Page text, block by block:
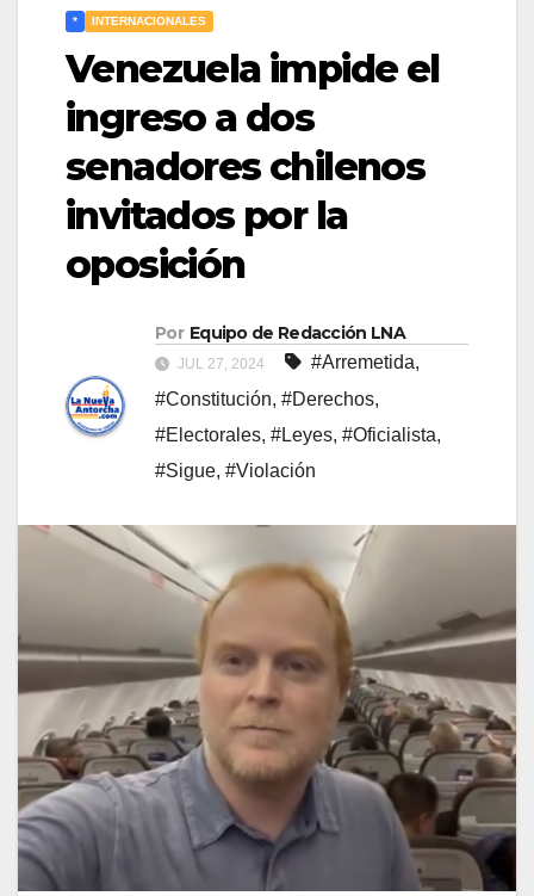
* INTERNACIONALES
Venezuela impide el
ingreso a dos
senadores chilenos
invitados por la
oposición
Por Equipo de Redacción LNA
JUL 27, 2024 #Arremetida,
#Constitución, #Derechos,
#Electorales, #Leyes, #Oficialista,
#Sigue, #Violación